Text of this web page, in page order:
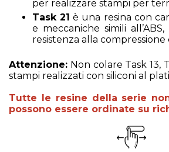
per realizzare stampi per
Task 21 è una resina con
e meccaniche simili
resistenza alla compressione
Attenzione: Non colare Task 13,
stampi realizzati con siliconi al
Tutte le resine della serie
possono essere ordinate su